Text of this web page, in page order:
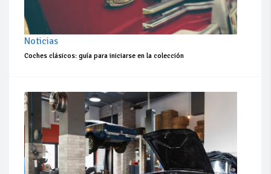
Noticias
Coches clásicos: guía para iniciarse en la colección